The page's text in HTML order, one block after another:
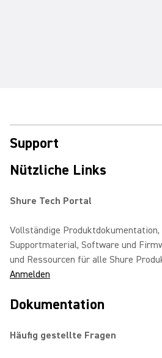
Support
Nützliche Links
Shure Tech Portal
Vollständige Produktdokumentation,
Supportmaterial, Software und
und Ressourcen für alle Shure
Anmelden
Dokumentation
Häufig gestellte Fragen